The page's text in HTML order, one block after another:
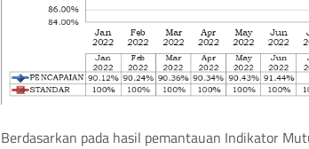
Berdasarkan pada hasil pemantauan Indikator